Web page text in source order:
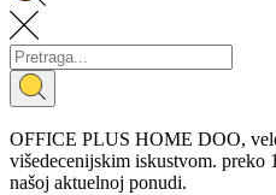
OFFICE PLUS HOME DOO,
višedecenijskim iskustvom. preko
našoj aktuelnoj ponudi.